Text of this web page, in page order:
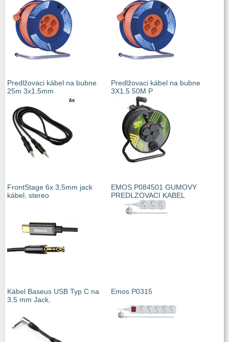
Predlžovaci kábel na bubne
25m 3x1,5mm
Predlžovaci kábel na bubne
3X1,5 50M P
FrontStage 6x 3,5mm jack
kábel, stereo
EMOS P084501 GUMOVY
PREDLZOVACI KABEL
Kábel Baseus USB Typ C na
3,5 mm Jack,
Emos P0315